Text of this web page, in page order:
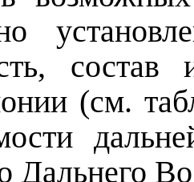
(см.
Дальнего